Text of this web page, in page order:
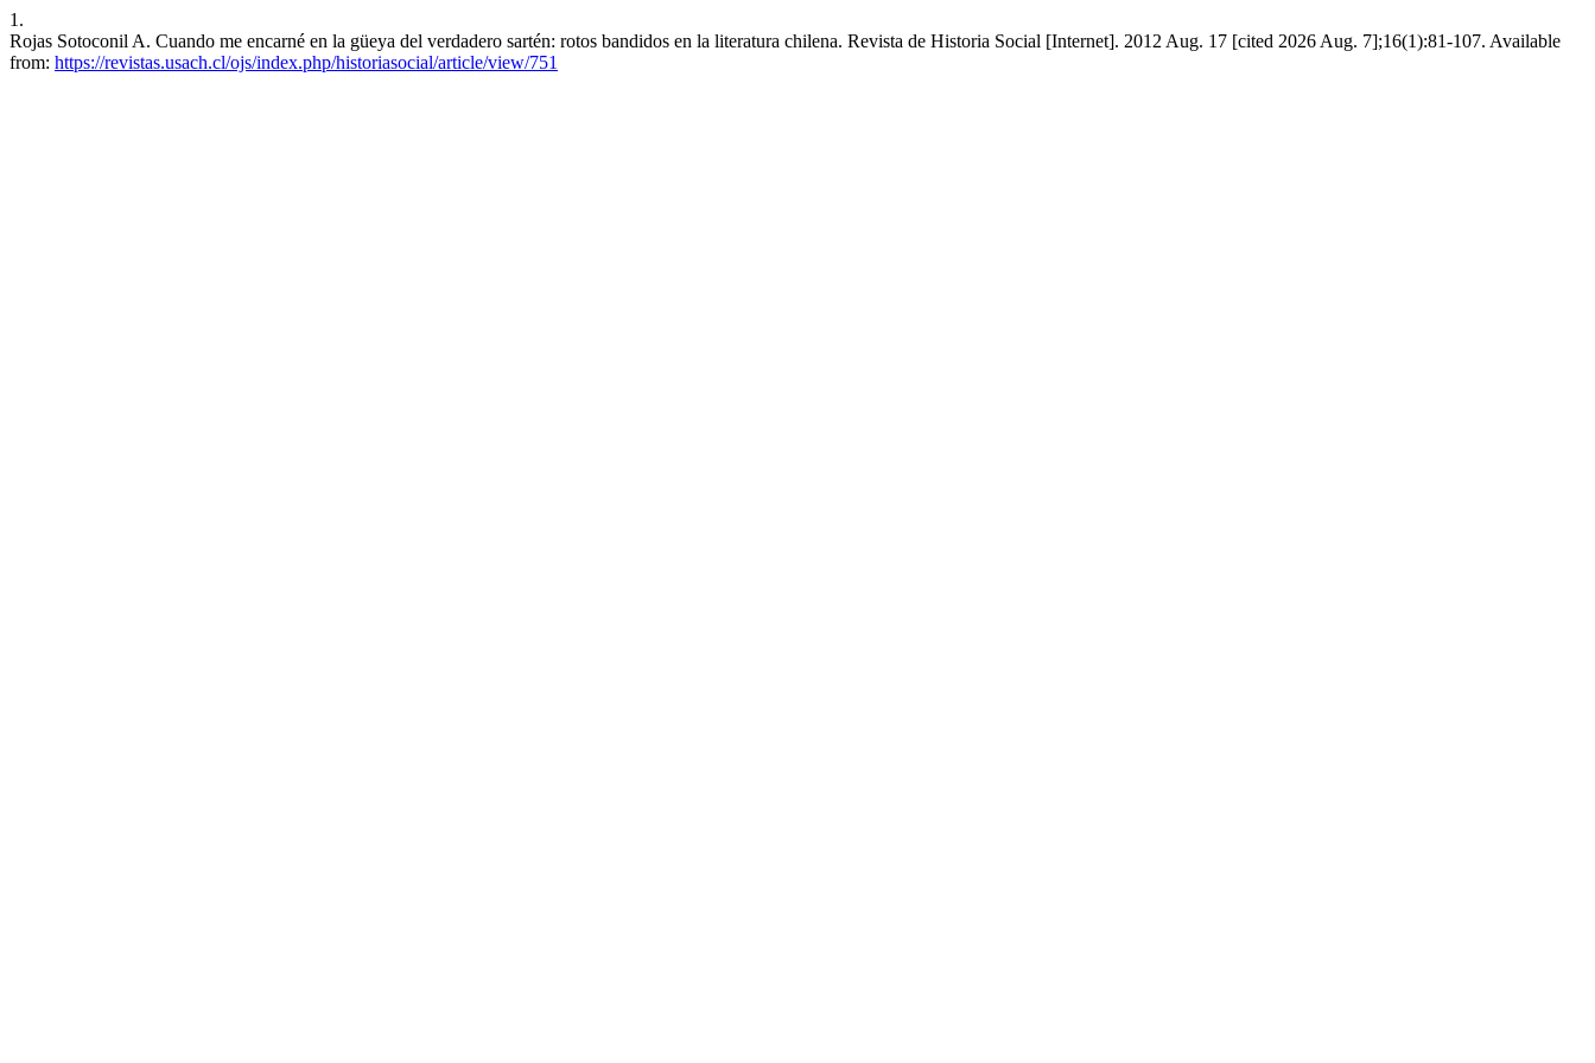
1.
Rojas Sotoconil A. Cuando me encarné en la güeya del verdadero sartén: rotos bandidos en la literatura chilena. Revista de Historia Social [Internet]. 2012 Aug. 17 [cited 2026 Aug. 7];16(1):81-107. Available
from: https://revistas.usach.cl/ojs/index.php/historiasocial/article/view/751